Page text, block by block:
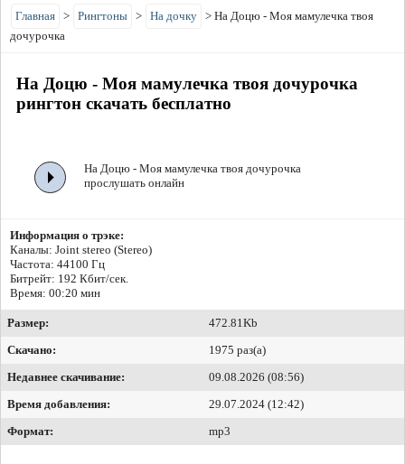
Главная > Рингтоны > На дочку > На Доцю - Моя мамулечка твоя
дочурочка
На Доцю - Моя мамулечка твоя дочурочка
рингтон скачать бесплатно
На Доцю - Моя мамулечка твоя дочурочка
прослушать онлайн
Информация о трэке:
Каналы: Joint stereo (Stereo)
Частота: 44100 Гц
Битрейт: 192 Кбит/сек.
Время: 00:20 мин
Размер:
472.81Kb
Скачано:
1975 раз(а)
Недавнее скачивание:
09.08.2026 (08:56)
Время добавления:
29.07.2024 (12:42)
Формат:
mp3